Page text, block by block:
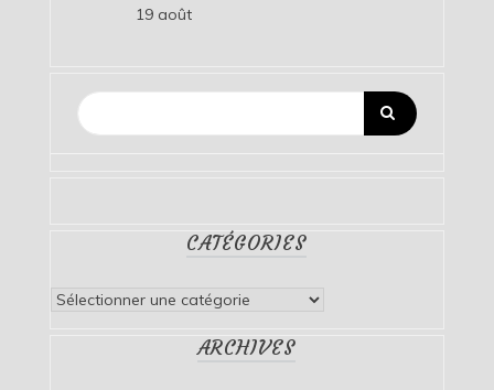
19 août
CATÉGORIES
Catégories
ARCHIVES